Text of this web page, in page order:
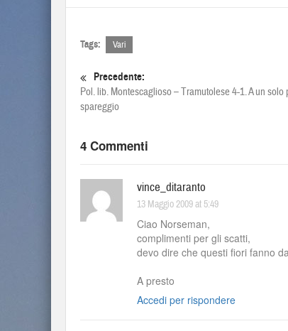
Tags: Vari
Precedente:
Pol. lib. Montescaglioso – Tramutolese 4-1. A un solo
spareggio
4 Commenti
vince_ditaranto
13 Maggio 2009 at 5:49
Ciao Norseman,
complimenti per gli scatti,
devo dire che questi fiori fanno
A presto
Accedi per rispondere